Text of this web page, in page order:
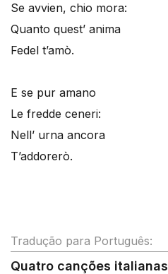
Se avvien, chio mora:
Quanto quest’ anima
Fedel t’amò.
E se pur amano
Le fredde ceneri:
Nell’ urna ancora
T’addorerò.
Tradução para Português:
Quatro canções italianas